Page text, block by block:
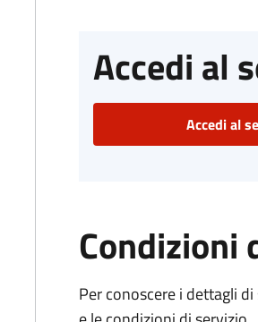
Accedi al
Accedi al
Condizioni
Per conoscere i dettagli